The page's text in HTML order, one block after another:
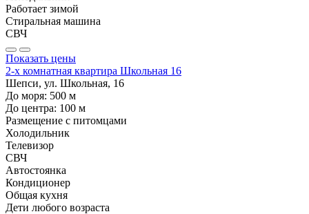
Работает зимой
Стиральная машина
СВЧ
Показать цены
2-х комнатная квартира Школьная 16
Шепси, ул. Школьная, 16
До моря: 500 м
До центра: 100 м
Размещение с питомцами
Холодильник
Телевизор
СВЧ
Автостоянка
Кондиционер
Общая кухня
Дети любого возраста